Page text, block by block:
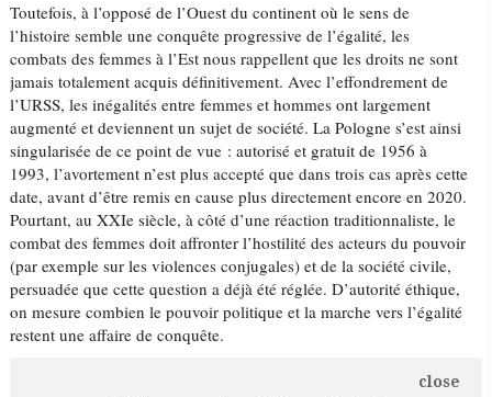
Toutefois, à l’opposé de l’Ouest du continent où le sens de
l’histoire semble une conquête progressive de l’égalité, les
combats des femmes à l’Est nous rappellent que les droits ne sont
jamais totalement acquis définitivement. Avec l’effondrement de
l’URSS, les inégalités entre femmes et hommes ont largement
augmenté et deviennent un sujet de société. La Pologne s’est ainsi
singularisée de ce point de vue : autorisé et gratuit de 1956 à
1993, l’avortement n’est plus accepté que dans trois cas après cette
date, avant d’être remis en cause plus directement encore en 2020.
Pourtant, au XXIe siècle, à côté d’une réaction traditionnaliste, le
combat des femmes doit affronter l’hostilité des acteurs du pouvoir
(par exemple sur les violences conjugales) et de la société civile,
persuadée que cette question a déjà été réglée. D’autorité éthique,
on mesure combien le pouvoir politique et la marche vers l’égalité
restent une affaire de conquête.
close